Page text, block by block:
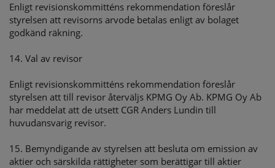
Enligt revisionskommitténs rekommendation föreslår
styrelsen att revisorns arvode betalas enligt av bolaget
godkänd räkning.
14. Val av revisor
Enligt revisionskommitténs rekommendation föreslår
styrelsen att till revisor återväljs KPMG Oy Ab. KPMG Oy Ab
har meddelat att de utsett CGR Anders Lundin till
huvudansvarig revisor.
15. Bemyndigande av styrelsen att besluta om emission av
aktier och särskilda rättigheter som berättigar till aktier